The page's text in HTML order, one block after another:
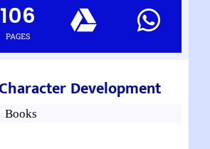
PAGES
106
Development
Books